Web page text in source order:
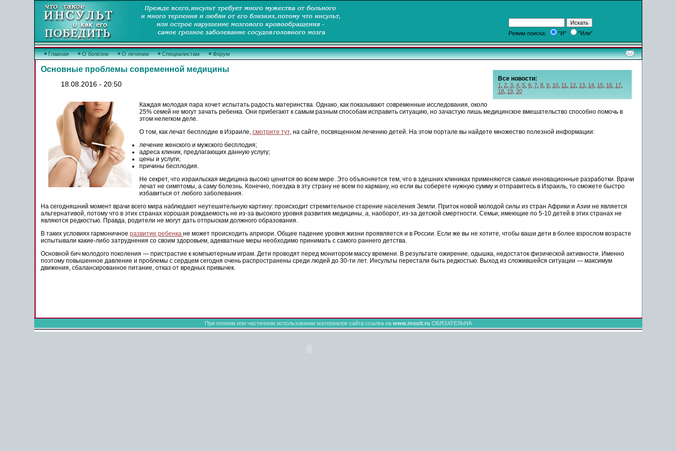
Режим поиска: "И" "Или"
Главная О болезни О лечении Специалистам Форум
Все новости:
1 2, 3, 4, 5, 6, 7, 8, 9, 10, 11 12, 13, 14, 15, 16, 17,
18, 19, 20
Основные проблемы современной медицины
18.08.2016 - 20:50
Каждая молодая пара хочет испытать радость материнства. Однако, как показывают современные исследования, около
25% семей не могут зачать ребенка. Они прибегают к самым разным способам исправить ситуацию, но зачастую лишь медицинское вмешательство способно помочь в
этом нелегком деле.
О том, как лечат бесплодие в Израиле, смотрите тут, на сайте, посвященном лечению детей. На этом портале вы найдете множество полезной информации:
лечение женского и мужского бесплодия;
адреса клиник, предлагающих данную услугу;
цены и услуги;
причины бесплодия.
Не секрет, что израильская медицина высоко ценится во всем мире. Это объясняется тем, что в здешних клиниках применяются самые инновационные разработки. Врачи
лечат не симптомы, а саму болезнь. Конечно, поездка в эту страну не всем по карману, но если вы соберете нужную сумму и отправитесь в Израиль, то сможете быстро
избавиться от любого заболевания.
На сегодняшний момент врачи всего мира наблюдают неутешительную картину: происходит стремительное старение населения Земли. Приток новой молодой силы из стран Африки и Азии не является
альтернативой, потому что в этих странах хорошая рождаемость не из-за высокого уровня развития медицины, а, наоборот, из-за детской смертности. Семьи, имеющие по 5-10 детей в этих странах не
являются редкостью. Правда, родители не могут дать отпрыскам должного образования.
В таких условиях гармоничное развитие ребенка не может происходить априори. Общее падение уровня жизни проявляется и в России. Если же вы не хотите, чтобы ваши дети в более взрослом возрасте
испытывали какие-либо затруднения со своим здоровьем, адекватные меры необходимо принимать с самого раннего детства.
Основной бич молодого поколения — пристрастие к компьютерным играм. Дети проводят перед монитором массу времени. В результате ожирение, одышка, недостаток физической активности. Именно
поэтому повышенное давление и проблемы с сердцем сегодня очень распространены среди людей до 30-ти лет. Инсульты перестали быть редкостью. Выход из сложившейся ситуации — максимум
движения, сбалансированное питание, отказ от вредных привычек.
При полном или частичном использовании материалов сайта ссылка на www.insult.ru ОБЯЗАТЕЛЬНА